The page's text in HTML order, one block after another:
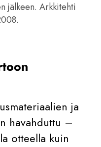
jälkeen. Arkkitehti
ja
havahduttu –
otteella kuin